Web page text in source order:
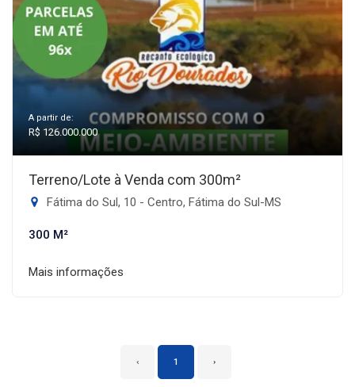
A partir de:
R$ 126.000.000
Terreno/Lote à Venda com 300m²
Fátima do Sul, 10 - Centro, Fátima do Sul-MS
300 M²
Mais informações
‹ 1 ›